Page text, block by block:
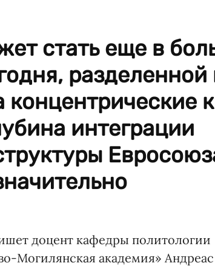
стать еще в
разделенной
концентрические
интеграции
доцент кафедры политологии
Могилянская академия»